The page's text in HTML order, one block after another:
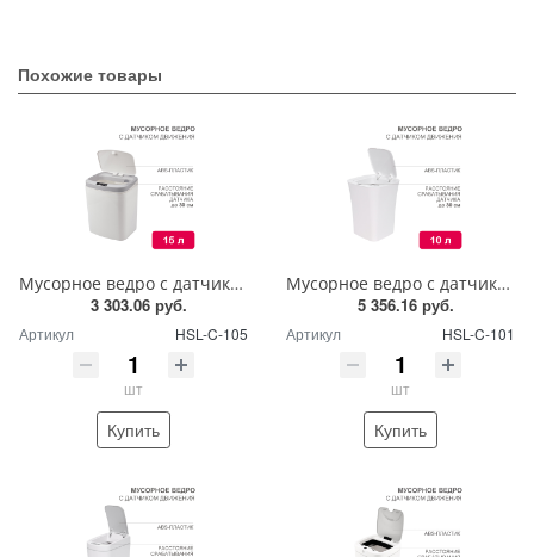
Похожие товары
Мусорное ведро с датчиком движения, 15л HALSA
3 303.06 руб.
Артикул HSL-C-105
шт
Купить
Мусорное ведро с датчиком движения, 10л HALSA
5 356.16 руб.
Артикул HSL-C-101
шт
Купить